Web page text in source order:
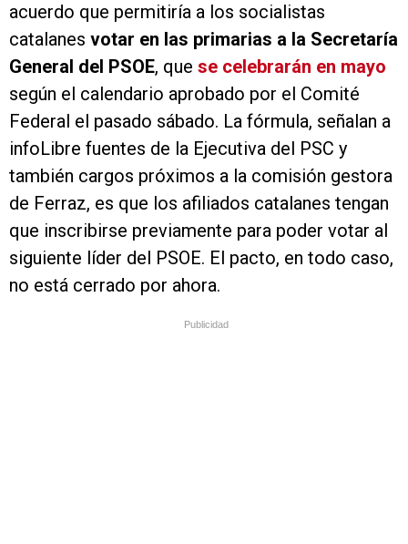
acuerdo que permitiría a los socialistas
catalanes votar en las primarias a la Secretaría
General del PSOE, que se celebrarán en mayo
según el calendario aprobado por el Comité
Federal el pasado sábado. La fórmula, señalan a
infoLibre fuentes de la Ejecutiva del PSC y
también cargos próximos a la comisión gestora
de Ferraz, es que los afiliados catalanes tengan
que inscribirse previamente para poder votar al
siguiente líder del PSOE. El pacto, en todo caso,
no está cerrado por ahora.
Publicidad